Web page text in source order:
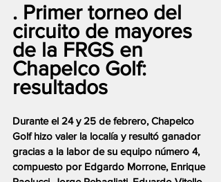
. Primer torneo del
circuito de mayores
de la FRGS en
Chapelco Golf:
resultados
Durante el 24 y 25 de febrero, Chapelco
Golf hizo valer la localía y resultó ganador
gracias a la labor de su equipo número 4,
compuesto por Edgardo Morrone, Enrique